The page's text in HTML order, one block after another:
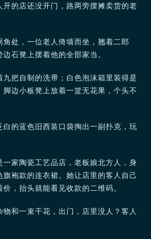
开的店还没开门，路两旁摆摊卖货的老
角处，一位老人倚墙而坐，翘着二郎
石凳上摆着他的全部家当。
九把自制的洗帚；白色泡沫箱里装得是
脚边小板凳上放着一篮无花果，个头不
白的蓝色旧西装口袋掏出一副扑克，玩
一家陶瓷工艺品店，老板娘北方人，身
旗袍款的连衣裙。她让店里的客人自己
，抬头就能看见收款的二维码。
和一束干花，出门，店里没人？客人